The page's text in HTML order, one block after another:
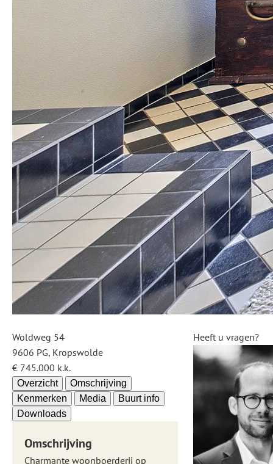
Woldweg 54
9606 PG, Kropswolde
€ 745.000 k.k.
Overzicht
Omschrijving
Kenmerken
Media
Buurt info
Downloads
Omschrijving
Charmante woonboerderij op
Heeft u vragen?